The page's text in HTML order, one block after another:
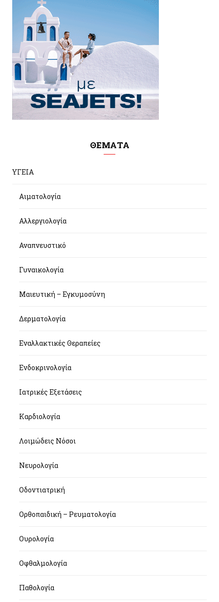
ΘΕΜΑΤΑ
ΥΓΕΙΑ
Αιματολογία
Αλλεργιολογία
Αναπνευστικό
Γυναικολογία
Μαιευτική – Εγκυμοσύνη
Δερματολογία
Εναλλακτικές Θεραπείες
Ενδοκρινολογία
Ιατρικές Εξετάσεις
Καρδιολογία
Λοιμώδεις Νόσοι
Νευρολογία
Οδοντιατρική
Ορθοπαιδική – Ρευματολογία
Ουρολογία
Οφθαλμολογία
Παθολογία